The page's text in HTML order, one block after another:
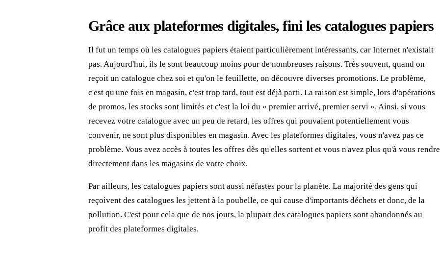
Grâce aux plateformes digitales, fini les catalogues papiers
Il fut un temps où les catalogues papiers étaient particulièrement intéressants, car Internet n'existait
pas. Aujourd'hui, ils le sont beaucoup moins pour de nombreuses raisons. Très souvent, quand on
reçoit un catalogue chez soi et qu'on le feuillette, on découvre diverses promotions. Le problème,
c'est qu'une fois en magasin, c'est trop tard, tout est déjà parti. La raison est simple, lors d'opérations
de promos, les stocks sont limités et c'est la loi du « premier arrivé, premier servi ». Ainsi, si vous
recevez votre catalogue avec un peu de retard, les offres qui pouvaient potentiellement vous
convenir, ne sont plus disponibles en magasin. Avec les plateformes digitales, vous n'avez pas ce
problème. Vous avez accès à toutes les offres dès qu'elles sortent et vous n'avez plus qu'à vous rendre
directement dans les magasins de votre choix.
Par ailleurs, les catalogues papiers sont aussi néfastes pour la planète. La majorité des gens qui
reçoivent des catalogues les jettent à la poubelle, ce qui cause d'importants déchets et donc, de la
pollution. C'est pour cela que de nos jours, la plupart des catalogues papiers sont abandonnés au
profit des plateformes digitales.